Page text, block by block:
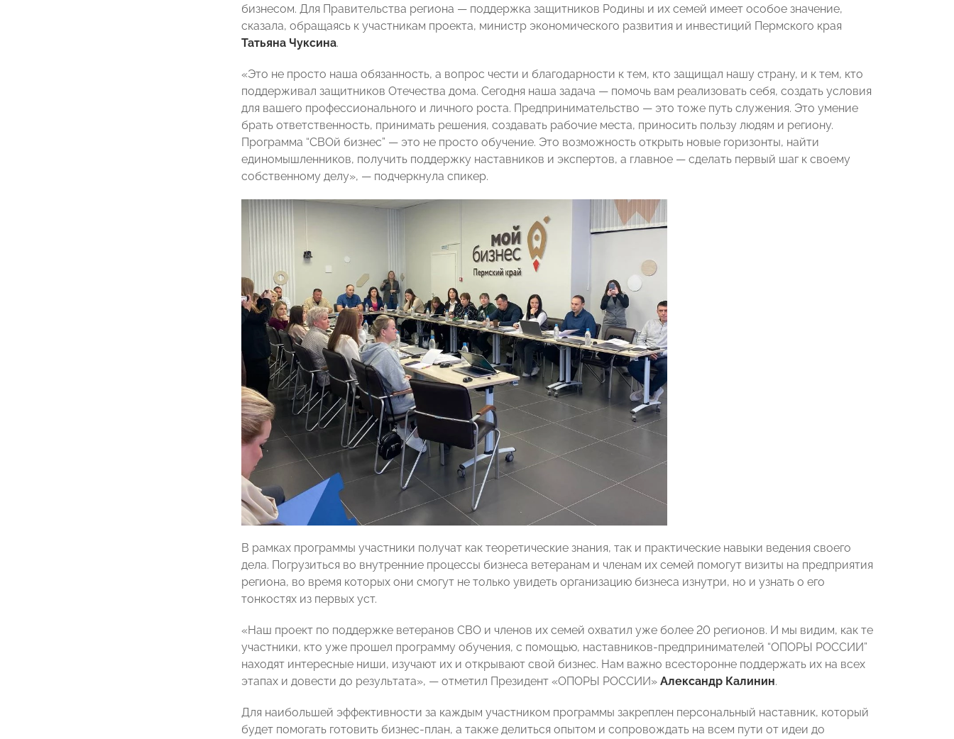
бизнесом. Для Правительства региона — поддержка защитников Родины и их семей имеет особое значение,
сказала, обращаясь к участникам проекта, министр экономического развития и инвестиций Пермского края
Татьяна Чуксина.
«Это не просто наша обязанность, а вопрос чести и благодарности к тем, кто защищал нашу страну, и к тем, кто
поддерживал защитников Отечества дома. Сегодня наша задача — помочь вам реализовать себя, создать условия
для вашего профессионального и личного роста. Предпринимательство — это тоже путь служения. Это умение
брать ответственность, принимать решения, создавать рабочие места, приносить пользу людям и региону.
Программа “СВОй бизнес” — это не просто обучение. Это возможность открыть новые горизонты, найти
единомышленников, получить поддержку наставников и экспертов, а главное — сделать первый шаг к своему
собственному делу», — подчеркнула спикер.
В рамках программы участники получат как теоретические знания, так и практические навыки ведения своего
дела. Погрузиться во внутренние процессы бизнеса ветеранам и членам их семей помогут визиты на предприятия
региона, во время которых они смогут не только увидеть организацию бизнеса изнутри, но и узнать о его
тонкостях из первых уст.
«Наш проект по поддержке ветеранов СВО и членов их семей охватил уже более 20 регионов. И мы видим, как те
участники, кто уже прошел программу обучения, с помощью, наставников-предпринимателей “ОПОРЫ РОССИИ”
находят интересные ниши, изучают их и открывают свой бизнес. Нам важно всесторонне поддержать их на всех
этапах и довести до результата», — отметил Президент «ОПОРЫ РОССИИ» Александр Калинин.
Для наибольшей эффективности за каждым участником программы закреплен персональный наставник, который
будет помогать готовить бизнес-план, а также делиться опытом и сопровождать на всем пути от идеи до